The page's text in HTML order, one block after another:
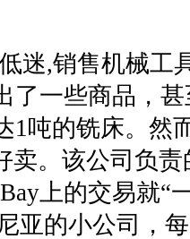
迷,销售机械工
了一些商品，
1吨的铣床。然
卖。该公司负
上的交易就“
亚的小公司，